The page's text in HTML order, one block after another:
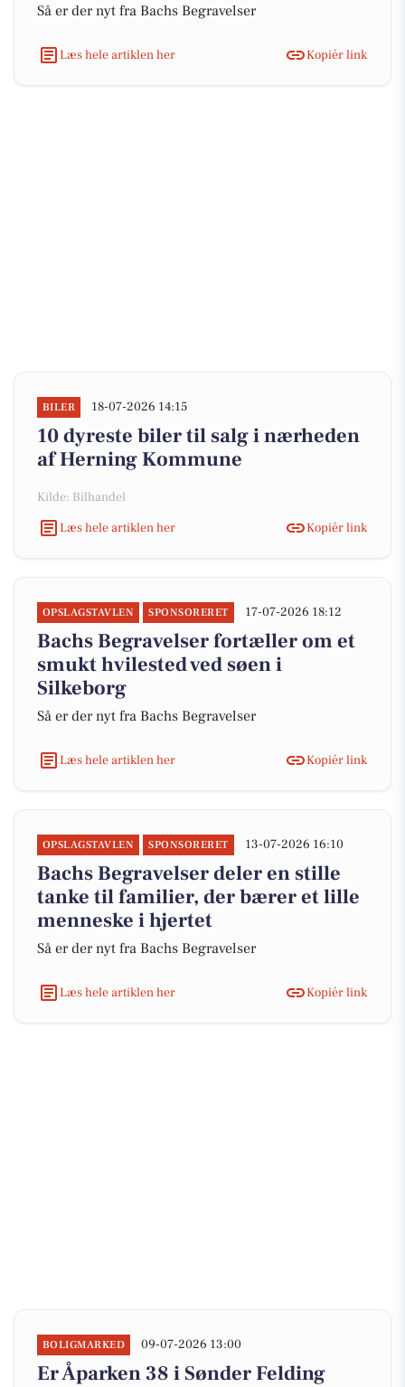
Så er der nyt fra Bachs Begravelser
Læs hele artiklen her Kopiér link
BILER 18-07-2026 14:15
10 dyreste biler til salg i nærheden
af Herning Kommune
Kilde: Bilhandel
Læs hele artiklen her
Kopiér link
OPSLAGSTAVLEN SPONSORERET 17-07-2026 18:12
Bachs Begravelser fortæller om et
smukt hvilested ved søen i
Silkeborg
Så er der nyt fra Bachs Begravelser
Læs hele artiklen her Kopiér link
OPSLAGSTAVLEN SPONSORERET 13-07-2026 16:10
Bachs Begravelser deler en stille
tanke til familier, der bærer et lille
menneske i hjertet
Så er der nyt fra Bachs Begravelser
Læs hele artiklen her Kopiér link
BOLIGMARKED 09-07-2026 13:00
Er Åparken 38 i Sønder Felding